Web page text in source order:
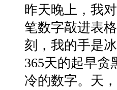
昨天晚上，我
笔数字敲进表
刻，我的手是
365天的起早贪
冷的数字。天